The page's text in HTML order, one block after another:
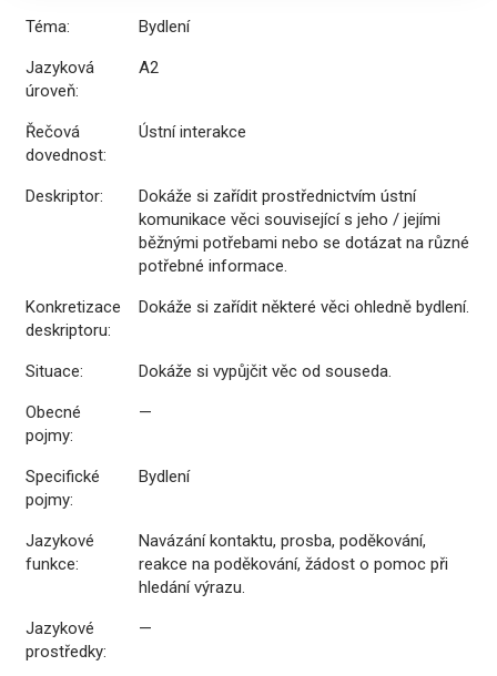
Téma: Bydlení
Jazyková
úroveň:
A2
Řečová
dovednost:
Ústní interakce
Deskriptor:
Dokáže si zařídit prostřednictvím ústní
komunikace věci související s jeho / jejími
běžnými potřebami nebo se dotázat na různé
potřebné informace.
Konkretizace
deskriptoru:
Dokáže si zařídit některé věci ohledně bydlení.
Situace: Dokáže si vypůjčit věc od souseda.
Obecné
pojmy:
—
Specifické
pojmy:
Bydlení
Jazykové
funkce:
Navázání kontaktu, prosba, poděkování,
reakce na poděkování, žádost o pomoc při
hledání výrazu.
Jazykové
prostředky:
—